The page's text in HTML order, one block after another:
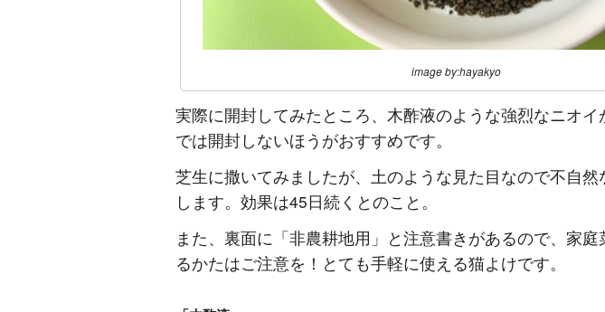
image by:hayakyo
実際に開封してみたところ、木酢液のような強烈なニオイ
では開封しないほうがおすすめです。
芝生に撒いてみましたが、土のような見た目なので不自
します。効果は45日続くとのこと。
また、裏面に「非農耕地用」と注意書きがあるので、家
るかたはご注意を！とても手軽に使える猫よけです。